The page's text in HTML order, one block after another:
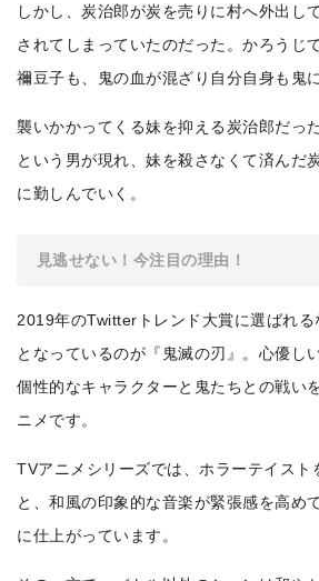
しかし、炭治郎が炭を売りに村へ外出し
されてしまっていたのだった。かろうじ
禰豆子も、鬼の血が混ざり自分自身も鬼
襲いかかってくる妹を抑える炭治郎だっ
という男が現れ、妹を殺さなくて済んだ
に勤しんでいく。
見逃せない！今注目の理由！
2019年のTwitterトレンド大賞に選ばれ
となっているのが『鬼滅の刃』。心優し
個性的なキャラクターと鬼たちとの戦い
ニメです。
TVアニメシリーズでは、ホラーテイスト
と、和風の印象的な音楽が緊張感を高め
に仕上がっています。